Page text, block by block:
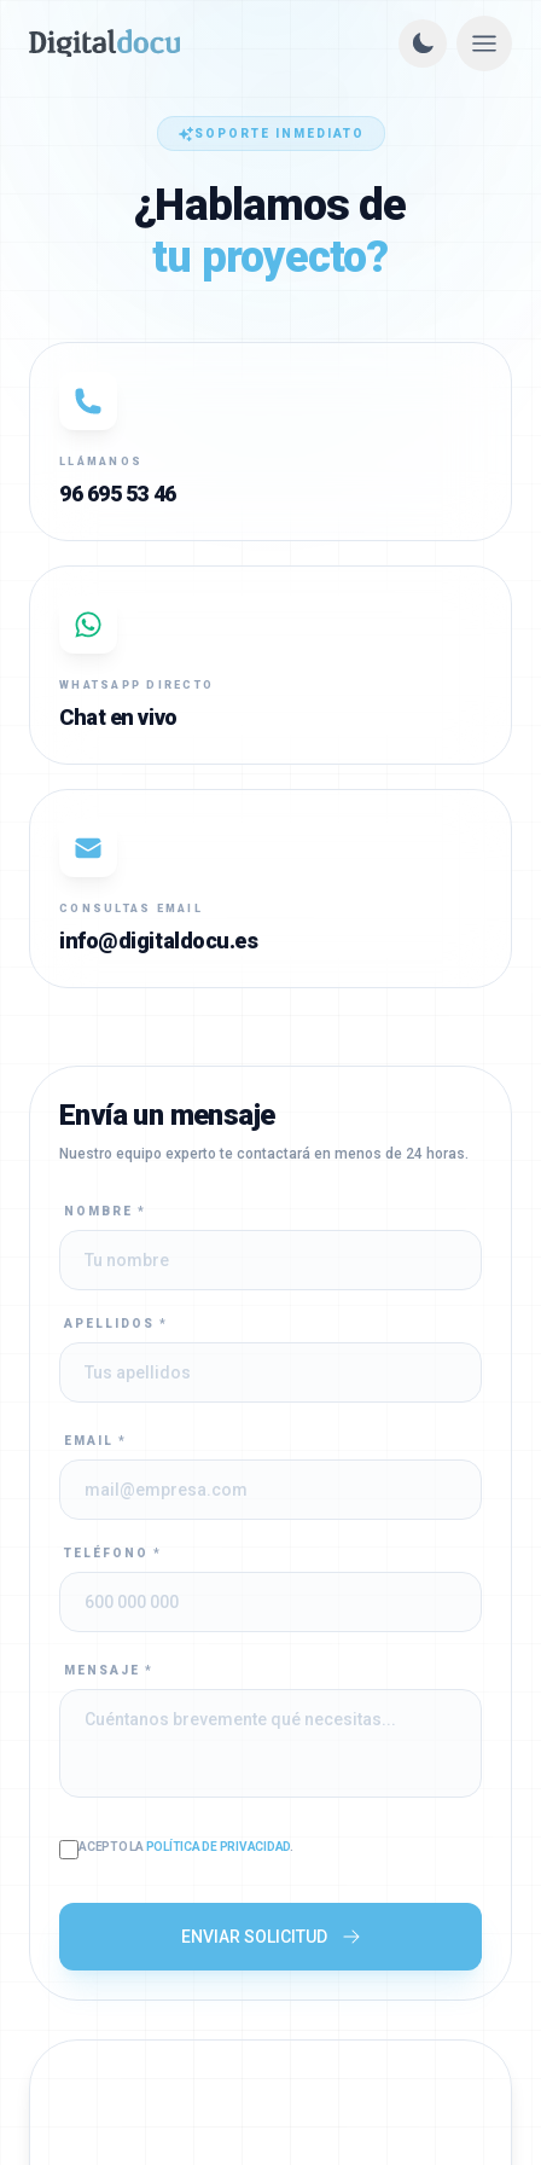
SOPORTE INMEDIATO
¿Hablamos de
tu proyecto?
LLÁMANOS
96 695 53 46
WHATSAPP DIRECTO
Chat en vivo
CONSULTAS EMAIL
info@digitaldocu.es
Envía un mensaje
Nuestro equipo experto te contactará en menos de 24 horas.
NOMBRE *
APELLIDOS *
EMAIL *
TELÉFONO *
MENSAJE *
ACEPTO LA POLÍTICA DE PRIVACIDAD
ENVIAR SOLICITUD